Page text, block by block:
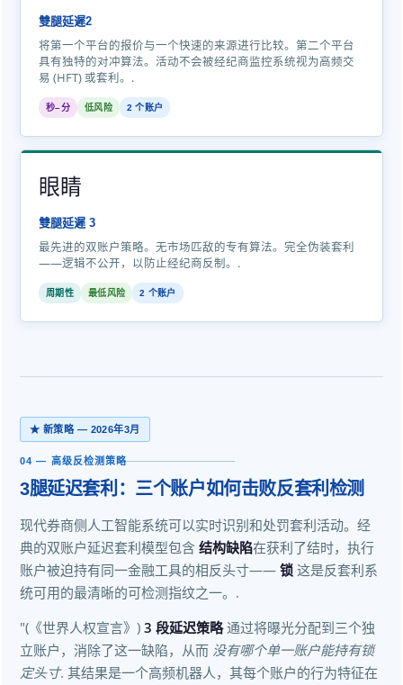
雙腿延遲2
将第一个平台的报价与一个快速的来源进行比较。第二个平台
具有独特的对冲算法。活动不会被经纪商监控系统视为高频交
易 (HFT) 或套利。.
秒–分 低风险 2 个账户
眼睛
雙腿延遲 3
最先进的双账户策略。无市场匹敌的专有算法。完全伪装套利
——逻辑不公开，以防止经纪商反制。.
周期性 最低风险 2 个账户
★ 新策略 — 2026年3月
04 — 高级反检测策略
3腿延迟套利：三个账户如何击败反套利检测
现代券商侧人工智能系统可以实时识别和处罚套利活动。经
典的双账户延迟套利模型包含 结构缺陷在获利了结时，执行
账户被迫持有同一金融工具的相反头寸—— 锁 这是反套利系
统可用的最清晰的可检测指纹之一。.
"(《世界人权宣言》) 3 段延迟策略通过将曝光分配到三个独
立账户，消除了这一缺陷，从而 没有哪个单一账户能持有锁
定头寸. 其结果是一个高频机器人，其每个账户的行为特征在